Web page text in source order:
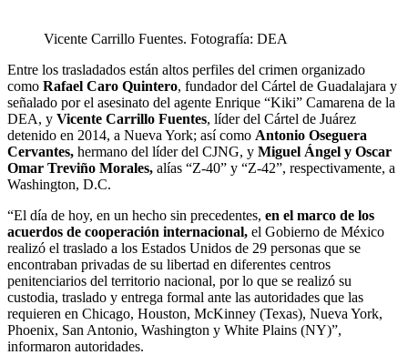
Vicente Carrillo Fuentes. Fotografía: DEA
Entre los trasladados están altos perfiles del crimen organizado
como Rafael Caro Quintero, fundador del Cártel de Guadalajara y
señalado por el asesinato del agente Enrique “Kiki” Camarena de la
DEA, y Vicente Carrillo Fuentes, líder del Cártel de Juárez
detenido en 2014, a Nueva York; así como Antonio Oseguera
Cervantes, hermano del líder del CJNG, y Miguel Ángel y Oscar
Omar Treviño Morales, alías “Z-40” y “Z-42”, respectivamente, a
Washington, D.C.
“El día de hoy, en un hecho sin precedentes, en el marco de los
acuerdos de cooperación internacional, el Gobierno de México
realizó el traslado a los Estados Unidos de 29 personas que se
encontraban privadas de su libertad en diferentes centros
penitenciarios del territorio nacional, por lo que se realizó su
custodia, traslado y entrega formal ante las autoridades que las
requieren en Chicago, Houston, McKinney (Texas), Nueva York,
Phoenix, San Antonio, Washington y White Plains (NY)”,
informaron autoridades.